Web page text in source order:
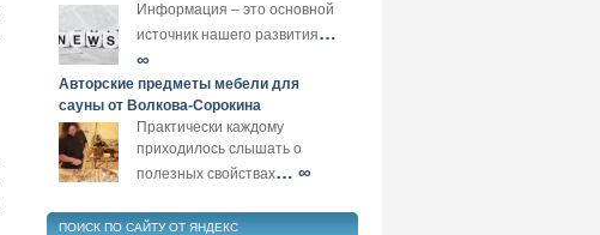
Информация – это основной
источник нашего развития…
∞
Авторские предметы мебели для
сауны от Волкова-Сорокина
Практически каждому
приходилось слышать о
полезных свойствах… ∞
ПОИСК ПО САЙТУ ОТ ЯНДЕКС